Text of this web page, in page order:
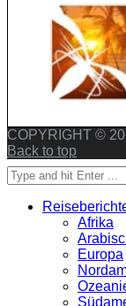
COPYRIGHT ©
Back to top
Search
for:
Afrika
Europa